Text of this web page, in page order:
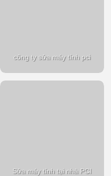
công ty sửa máy tính pci
Sửa máy tính tại nhà PCI